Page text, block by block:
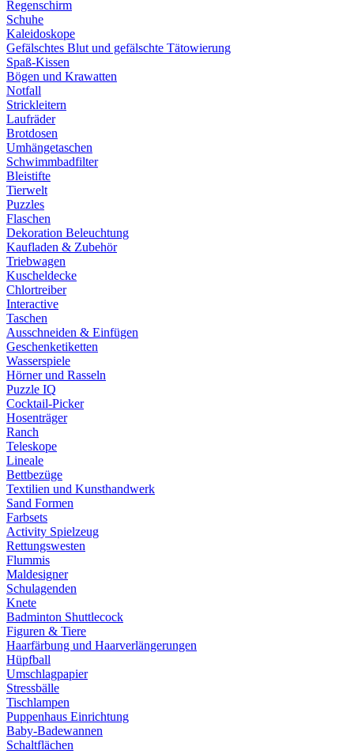
Regenschirm
Schuhe
Kaleidoskope
Gefälschtes Blut und gefälschte Tätowierung
Spaß-Kissen
Bögen und Krawatten
Notfall
Strickleitern
Laufräder
Brotdosen
Umhängetaschen
Schwimmbadfilter
Bleistifte
Tierwelt
Puzzles
Flaschen
Dekoration Beleuchtung
Kaufladen & Zubehör
Triebwagen
Kuscheldecke
Chlortreiber
Interactive
Taschen
Ausschneiden & Einfügen
Geschenketiketten
Wasserspiele
Hörner und Rasseln
Puzzle IQ
Cocktail-Picker
Hosenträger
Ranch
Teleskope
Lineale
Bettbezüge
Textilien und Kunsthandwerk
Sand Formen
Farbsets
Activity Spielzeug
Rettungswesten
Flummis
Maldesigner
Schulagenden
Knete
Badminton Shuttlecock
Figuren & Tiere
Haarfärbung und Haarverlängerungen
Hüpfball
Umschlagpapier
Stressbälle
Tischlampen
Puppenhaus Einrichtung
Baby-Badewannen
Schaltflächen